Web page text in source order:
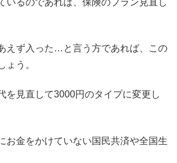
えず入った…と言う方であれば、この
ょう。
を見直して3000円のタイプに変更し
お金をかけていない国民共済や全国生